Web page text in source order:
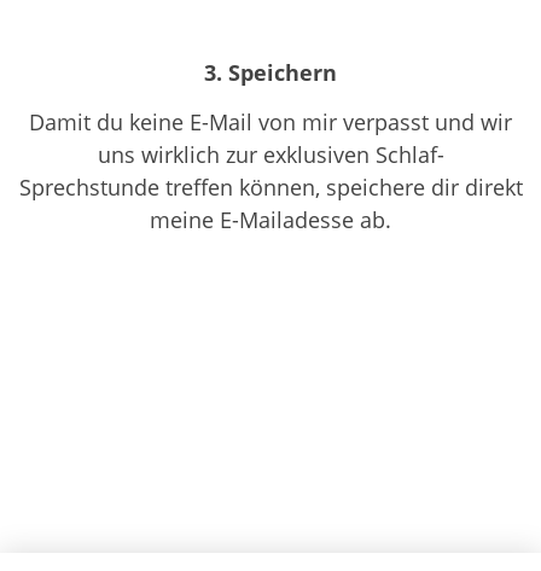
3. Speichern
Damit du keine E-Mail von mir verpasst und wir
uns wirklich zur exklusiven Schlaf-
Sprechstunde treffen können, speichere dir direkt
meine E-Mailadesse ab.